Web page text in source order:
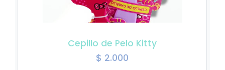
Cepillo de Pelo Kitty
$ 2.000